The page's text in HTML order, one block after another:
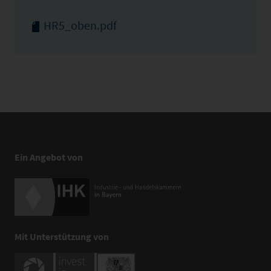
HR5_oben.pdf
Ein Angebot von
Mit Unterstützung von